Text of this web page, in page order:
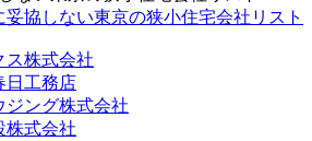
妥協しない東京の狭小住宅会社リスト
ス株式会社
日工務店
ジング株式会社
株式会社